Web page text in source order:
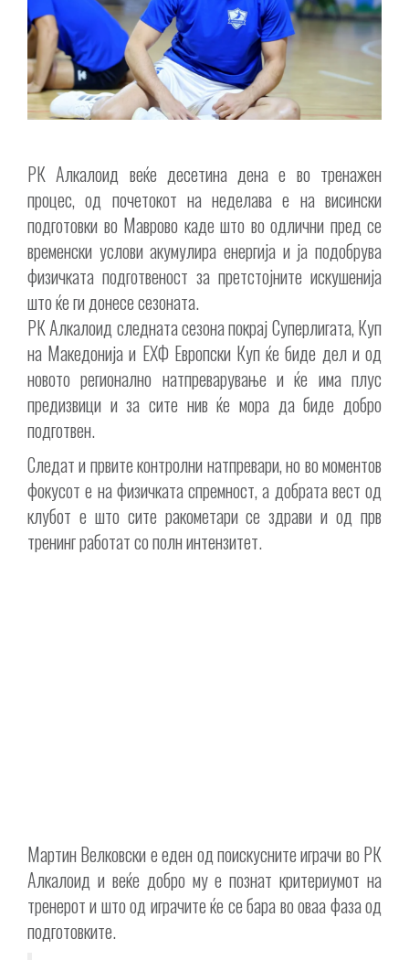
РК Алкалоид веќе десетина дена е во тренажен
процес, од почетокот на неделава е на висински
подготовки во Маврово каде што во одлични пред сe
временски услови акумулира енергија и ја подобрува
физичката подготвеност за претстојните искушенија
што ќе ги донесе сезоната.
РК Алкалоид следната сезона покрај Суперлигата, Куп
на Македонија и ЕХФ Европски Куп ќе биде дел и од
новото регионално натпреварување и ќе има плус
предизвици и за сите нив ќе мора да биде добро
подготвен.
Следат и првите контролни натпревари, но во моментов
фокусот е на физичката спремност, а добрата вест од
клубот е што сите ракометари се здрави и од прв
тренинг работат со полн интензитет.
Мартин Велковски е еден од поискусните играчи во РК
Алкалоид и веќе добро му е познат критериумот на
тренерот и што од играчите ќе се бара во оваа фаза од
подготовките.